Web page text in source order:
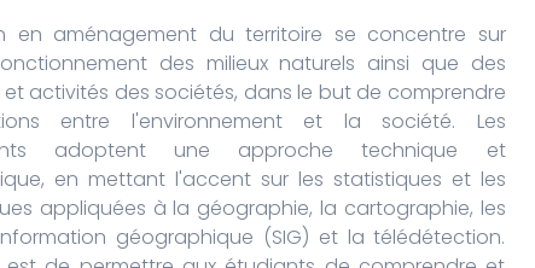
en aménagement du territoire se concentre sur
des milieux naturels ainsi que des
activités des sociétés, dans le but de comprendre
entre l'environnement et la société. Les
adoptent une approche technique et
en mettant l'accent sur les statistiques et les
appliquées à la géographie, la cartographie, les
géographique (SIG) et la télédétection.